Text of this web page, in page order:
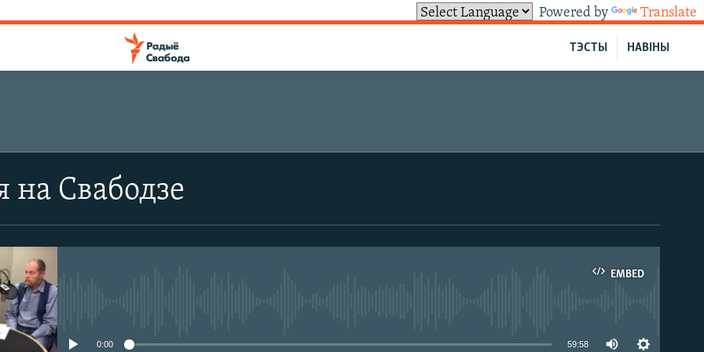
Powered by Translate
НАВІНЫ
ТЭСТЫ
на Свабодзе
EMBED
0:00 59:58